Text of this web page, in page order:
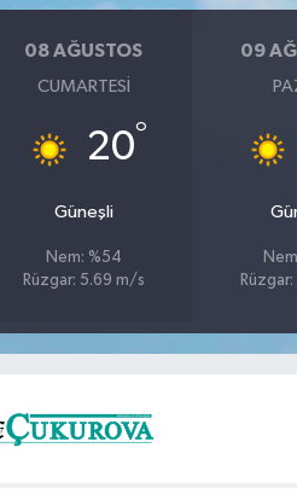
08 AĞUSTOS
CUMARTESI
20°
Güneşli
Nem: %54
Rüzgar: 5.69 m/s
09